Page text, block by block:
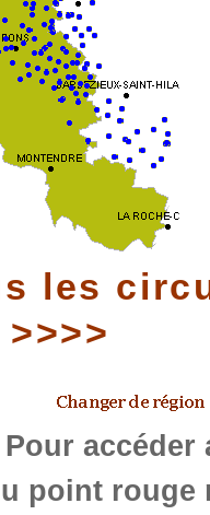
les
Pour accéder
point rouge